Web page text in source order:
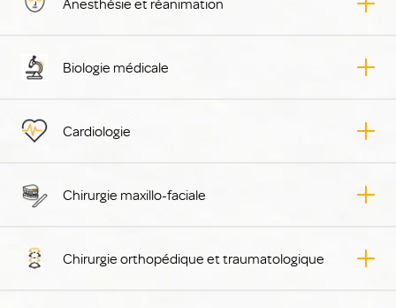
Biologie médicale
Cardiologie
Chirurgie maxillo-faciale
Chirurgie orthopédique et traumatologique